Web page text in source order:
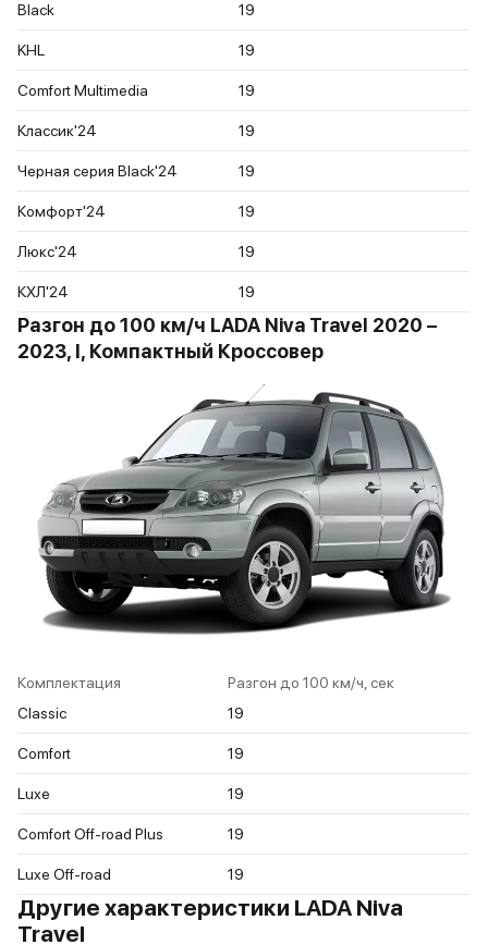
Black 19
KHL 19
Comfort Multimedia 19
Классик'24 19
Черная серия Black'24 19
Комфорт'24 19
Люкс'24 19
КХЛ'24 19
Разгон до 100 км/ч LADA Niva Travel 2020 –
2023, I, Компактный Кроссовер
Комплектация
Разгон до 100 км/ч, сек
Classic
19
Comfort 19
Luxe 19
Comfort Off-road Plus 19
Luxe Off-road 19
Другие характеристики LADA Niva
Travel